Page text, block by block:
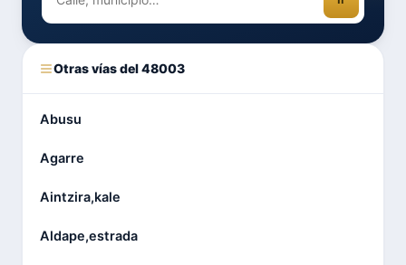
Otras vías del 48003
Abusu
Agarre
Aintzira,kale
Aldape,estrada